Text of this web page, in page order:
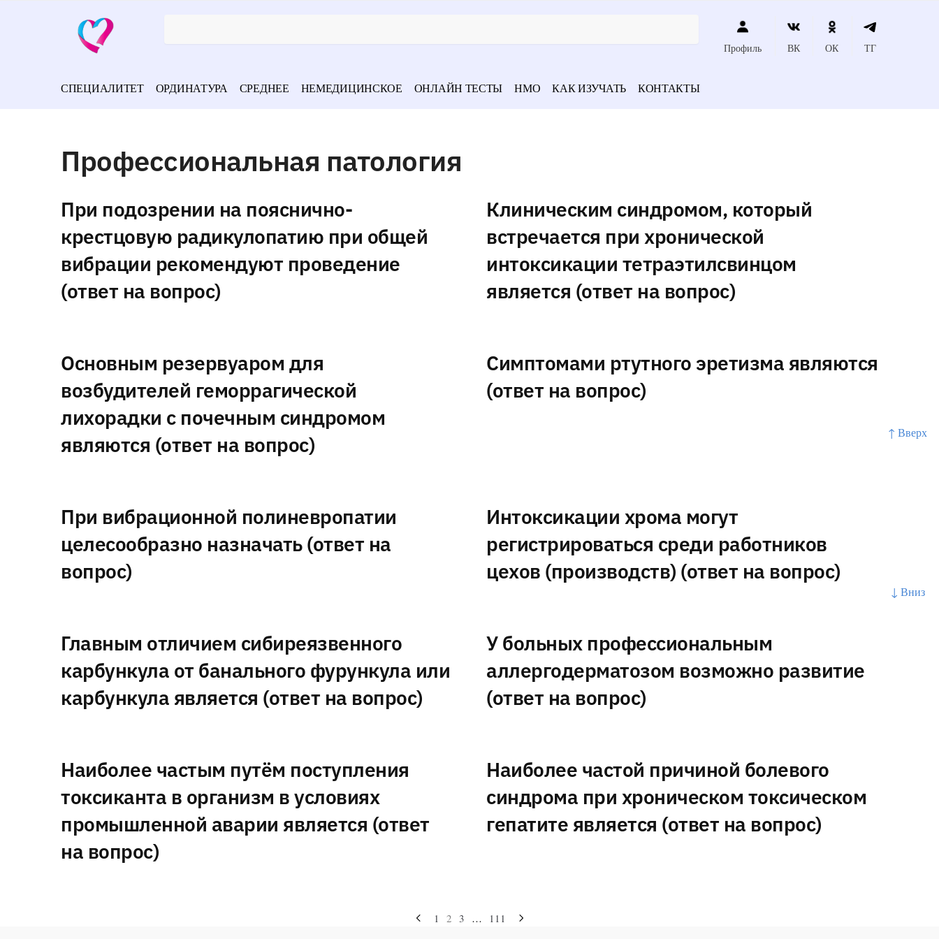
↑ Вверх
↓ Вниз
Профиль ВК ОК ТГ
СПЕЦИАЛИТЕТ ОРДИНАТУРА СРЕДНЕЕ НЕМЕДИЦИНСКОЕ ОНЛАЙН ТЕСТЫ НМО КАК ИЗУЧАТЬ КОНТАКТЫ
Профессиональная патология
При подозрении на пояснично-
крестцовую радикулопатию при общей
вибрации рекомендуют проведение
(ответ на вопрос)
Клиническим синдромом, который
встречается при хронической
интоксикации тетраэтилсвинцом
является (ответ на вопрос)
Основным резервуаром для
возбудителей геморрагической
лихорадки с почечным синдромом
являются (ответ на вопрос)
Симптомами ртутного эретизма являются
(ответ на вопрос)
При вибрационной полиневропатии
целесообразно назначать (ответ на
вопрос)
Интоксикации хрома могут
регистрироваться среди работников
цехов (производств) (ответ на вопрос)
Главным отличием сибиреязвенного
карбункула от банального фурункула или
карбункула является (ответ на вопрос)
У больных профессиональным
аллергодерматозом возможно развитие
(ответ на вопрос)
Наиболее частым путём поступления
токсиканта в организм в условиях
промышленной аварии является (ответ
на вопрос)
Наиболее частой причиной болевого
синдрома при хроническом токсическом
гепатите является (ответ на вопрос)
1 2 3 … 111